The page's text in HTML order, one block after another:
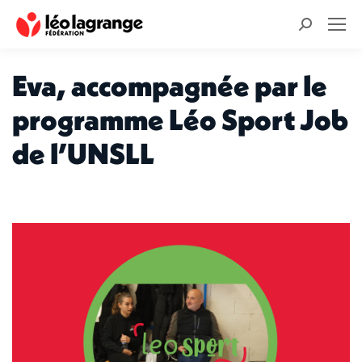
Recherche
Eva, accompagnée par le
programme Léo Sport Job
de l’UNSLL